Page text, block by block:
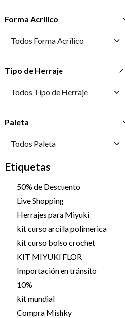
Forma Acrílico
Tipo de Herraje
Paleta
Etiquetas
50% de Descuento
Live Shopping
Herrajes para Miyuki
kit curso arcilla polimerica
kit curso bolso crochet
KIT MIYUKI FLOR
Importación en tránsito
10%
kit mundial
Compra Mishky